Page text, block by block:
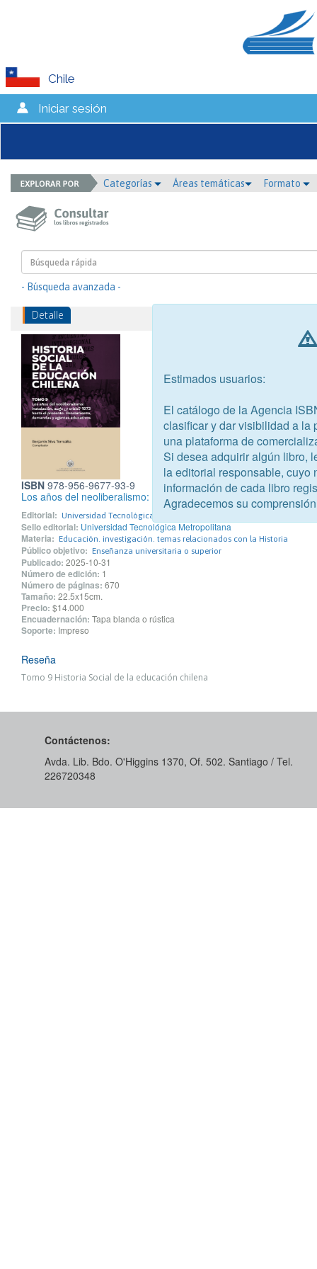
Chile
Iniciar sesión
Categorías Áreas temáticas Formato
- Búsqueda avanzada -
Detalle
ISBN 978-956-9677-93-9
Los años del neoliberalismo: instalación, auge ¿y crisis? 1973
Editorial: Universidad Tecnológica Metropolitana
Sello editorial: Universidad Tecnológica Metropolitana
Materia: Educación. investigación. temas relacionados con la Historia
Público objetivo: Enseñanza universitaria o superior
Publicado: 2025-10-31
Número de edición: 1
Número de páginas: 670
Tamaño: 22.5x15cm.
Precio: $14.000
Encuadernación: Tapa blanda o rústica
Soporte: Impreso
Reseña
Tomo 9 Historia Social de la educación chilena
Contáctenos:
Avda. Lib. Bdo. O'Higgins 1370, Of. 502. Santiago / Tel.
226720348
Estimados usuarios:
El catálogo de la Agencia
clasificar y dar visibilidad a la
una plataforma de
Si desea adquirir algún libro,
la editorial responsable, cuyo
información de cada libro
Agradecemos su